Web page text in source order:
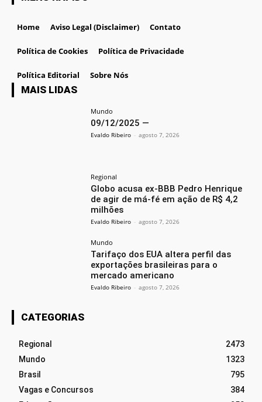
Home Aviso Legal (Disclaimer) Contato
Política de Cookies Política de Privacidade
Política Editorial Sobre Nós
MAIS LIDAS
Mundo
09/12/2025 —
Evaldo Ribeiro - agosto 7, 2026
Regional
Globo acusa ex-BBB Pedro Henrique
de agir de má-fé em ação de R$ 4,2
milhões
Evaldo Ribeiro - agosto 7, 2026
Mundo
Tarifaço dos EUA altera perfil das
exportações brasileiras para o
mercado americano
Evaldo Ribeiro - agosto 7, 2026
CATEGORIAS
Regional
2473
Mundo
1323
Brasil
795
Vagas e Concursos
384